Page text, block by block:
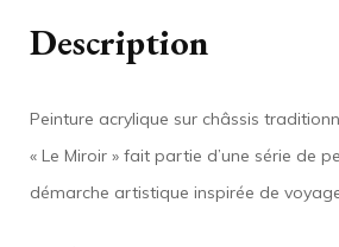
Description
Peinture acrylique sur châssis
« Le Miroir » fait partie d’une série de
démarche artistique inspirée de